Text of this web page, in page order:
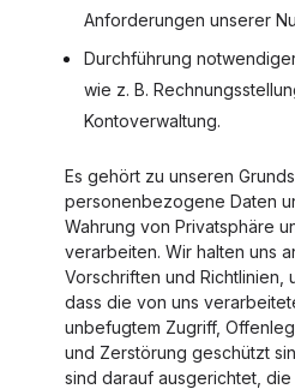
Anforderungen unserer
Durchführung
wie z. B.
Kontoverwaltung.
Es gehört zu unseren
personenbezogene Daten
Wahrung von Privatsphäre
verarbeiten. Wir halten uns
Vorschriften und Richtlinien,
dass die von uns
unbefugtem Zugriff,
und Zerstörung geschützt
sind darauf ausgerichtet,